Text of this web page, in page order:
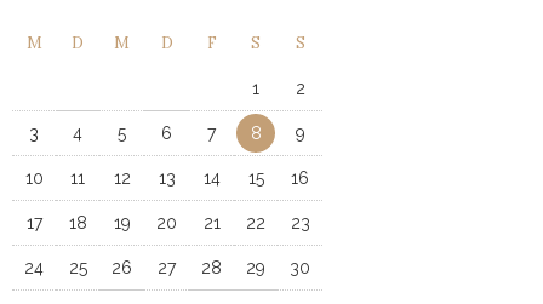
M D M D F S S
1 2
3 4 5 6 7 8 9
10 11 12 13 14 15 16
17 18 19 20 21 22 23
24 25 26 27 28 29 30